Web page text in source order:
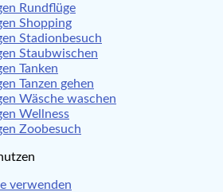
Rundflüge
Shopping
Stadionbesuch
Staubwischen
Tanken
Tanzen gehen
Wäsche waschen
Wellness
Zoobesuch
verwenden